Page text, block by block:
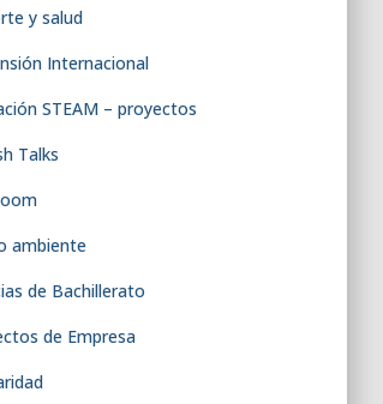
y salud
Internacional
STEAM – proyectos
Talks
ambiente
de Bachillerato
de Empresa